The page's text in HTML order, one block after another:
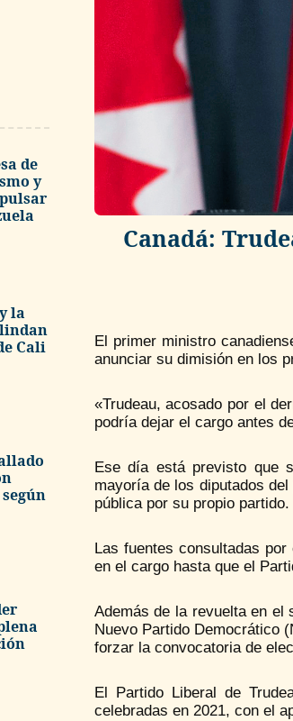
de
y
la
Cali
Canadá:
El primer ministro
anunciar su dimisión en los
«Trudeau, acosado por el
podría dejar el cargo antes
Ese día está previsto que
mayoría de los diputados
pública por su propio partido.
Las fuentes consultadas
en el cargo hasta que el
Además de la revuelta en el
Nuevo Partido Democrático
forzar la convocatoria de
El Partido Liberal de
celebradas en 2021, con el